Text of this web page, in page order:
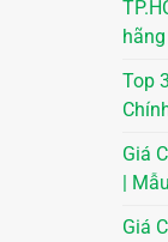
hãng
Top
Giá
|
Giá